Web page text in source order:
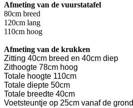
Afmeting van de vuurstatafel
80cm breed
120cm lang
110cm hoog
Afmeting van de krukken
Zitting 40cm breed en 40cm diep
Zithoogte 78cm hoog
Totale hoogte 110cm
Totale diepte 50cm
Totale breedte 40cm
Voetsteuntje op 25cm vanaf de grond